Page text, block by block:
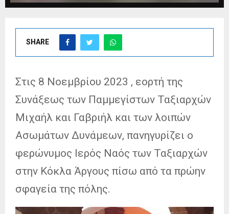
SHARE
Στις 8 Νοεμβρίου 2023 , εορτή της
Συνάξεως των Παμμεγίστων Ταξιαρχών
Μιχαήλ και Γαβριήλ και των λοιπών
Ασωμάτων Δυνάμεων, πανηγυρίζει ο
φερώνυμος Ιερός Ναός των Ταξιαρχών
στην Κόκλα Άργους πίσω από τα πρώην
σφαγεία της πόλης.